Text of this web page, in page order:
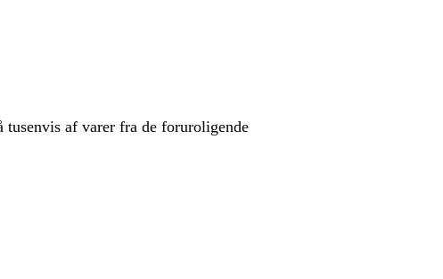
tusenvis af varer fra de foruroligende